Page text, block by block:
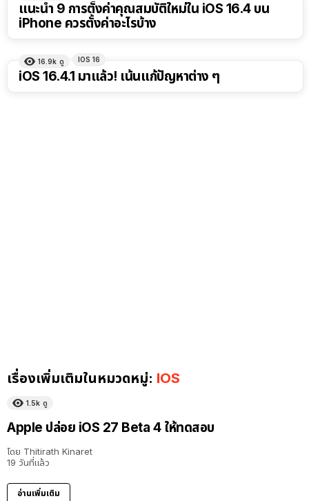
แนะนำ 9 การตั้งค่าคุณสมบัติใหม่ใน iOS 16.4 บน
iPhone ควรตั้งค่าอะไรบ้าง
16.9k ดู IOS 16
iOS 16.4.1 มาแล้ว! เน้นแก้ปัญหาต่าง ๆ
เรื่องเพิ่มเติมในหมวดหมู่: IOS
1.5k ดู
Apple ปล่อย iOS 27 Beta 4 ให้ทดสอบ
โดย Thitirath Kinaret
19 วันที่แล้ว
อ่านเพิ่มเติม